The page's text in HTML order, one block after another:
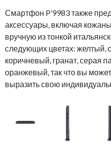
Смартфон P’9983 также
аксессуары, включая
вручную из тонкой
следующих цветах: желтый,
коричневый, гранат, серая
оранжевый, так что вы
выразить свою